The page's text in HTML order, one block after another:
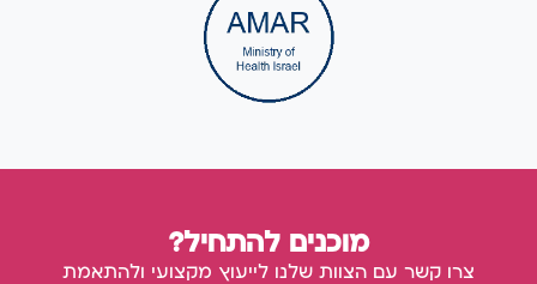
מוכנים להתחיל?
צרו קשר עם הצוות שלנו לייעוץ מקצועי ולהתאמת